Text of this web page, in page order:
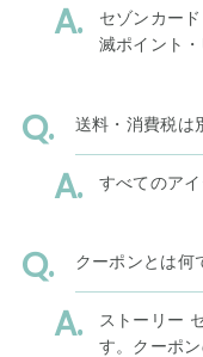
セゾンカー
滅ポイント
送料・消費税は
すべてのア
クーポンとは何
ストーリー
す。クーポ